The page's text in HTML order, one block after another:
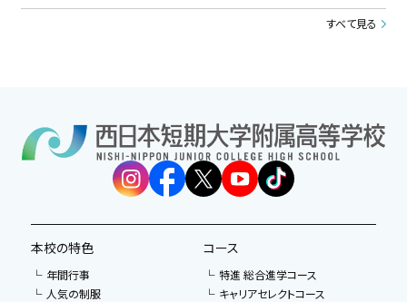
すべて見る
本校の特色
年間行事
人気の制服
コース
特進 総合進学コース
キャリアセレクトコース